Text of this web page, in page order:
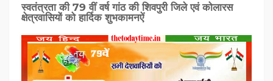
स्वतंत्रता की 79 वीं वर्ष गांठ की शिवपुरी जिले एवं कोलारस
क्षेत्रवासियों को हार्दिक शुभकामनऐं